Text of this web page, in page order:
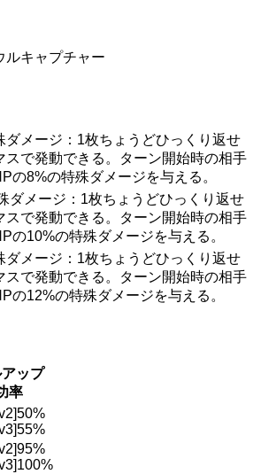
ルキャプチャー
ダメージ：1枚ちょうどひっくり返せ
スで発動できる。ターン開始時の相手
の8%の特殊ダメージを与える。
ダメージ：1枚ちょうどひっくり返せ
スで発動できる。ターン開始時の相手
の10%の特殊ダメージを与える。
ダメージ：1枚ちょうどひっくり返せ
スで発動できる。ターン開始時の相手
の12%の特殊ダメージを与える。
ップ
率